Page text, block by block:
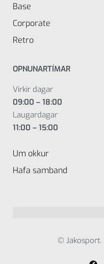
Base
Corporate
Retro
OPNUNARTÍMAR
Virkir dagar
09:00 – 18:00
Laugardagar
11:00 – 15:00
Um okkur
Hafa samband
© Jakosport.